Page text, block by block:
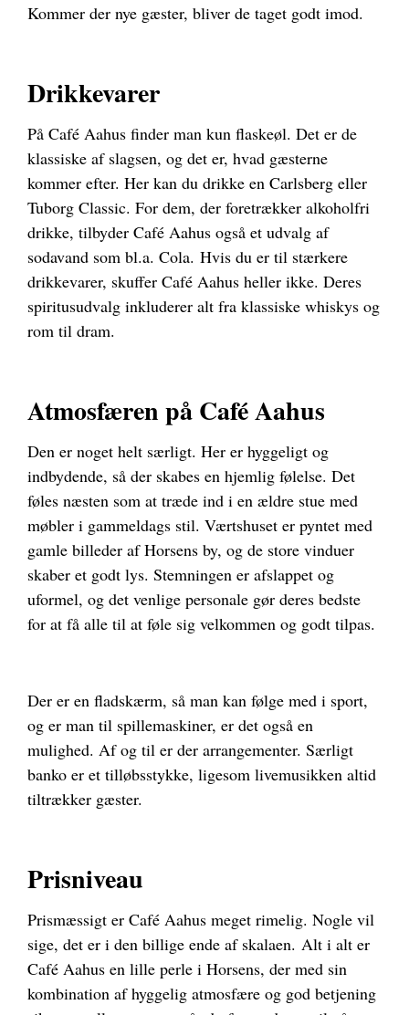
Kommer der nye gæster, bliver de taget godt imod.
Drikkevarer
På Café Aahus finder man kun flaskeøl. Det er de
klassiske af slagsen, og det er, hvad gæsterne
kommer efter. Her kan du drikke en Carlsberg eller
Tuborg Classic. For dem, der foretrækker alkoholfri
drikke, tilbyder Café Aahus også et udvalg af
sodavand som bl.a. Cola. Hvis du er til stærkere
drikkevarer, skuffer Café Aahus heller ikke. Deres
spiritusudvalg inkluderer alt fra klassiske whiskys og
rom til dram.
Atmosfæren på Café Aahus
Den er noget helt særligt. Her er hyggeligt og
indbydende, så der skabes en hjemlig følelse. Det
føles næsten som at træde ind i en ældre stue med
møbler i gammeldags stil. Værtshuset er pyntet med
gamle billeder af Horsens by, og de store vinduer
skaber et godt lys. Stemningen er afslappet og
uformel, og det venlige personale gør deres bedste
for at få alle til at føle sig velkommen og godt tilpas.
Der er en fladskærm, så man kan følge med i sport,
og er man til spillemaskiner, er det også en
mulighed. Af og til er der arrangementer. Særligt
banko er et tilløbsstykke, ligesom livemusikken altid
tiltrækker gæster.
Prisniveau
Prismæssigt er Café Aahus meget rimelig. Nogle vil
sige, det er i den billige ende af skalaen. Alt i alt er
Café Aahus en lille perle i Horsens, der med sin
kombination af hyggelig atmosfære og god betjening